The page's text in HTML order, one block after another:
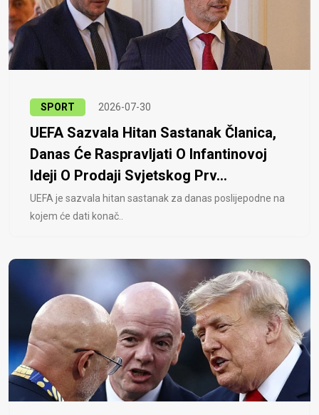
SPORT 2026-07-30
UEFA Sazvala Hitan Sastanak Članica,
Danas Će Raspravljati O Infantinovoj
Ideji O Prodaji Svjetskog Prv...
UEFA je sazvala hitan sastanak za danas poslijepodne na
kojem će dati konač..